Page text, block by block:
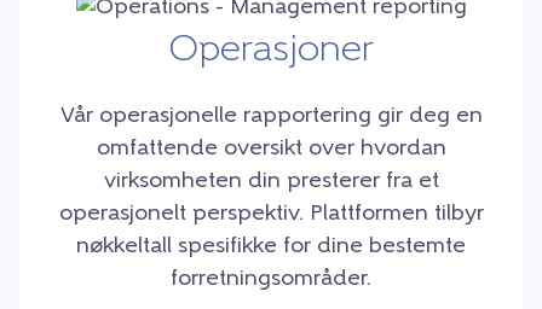
Operasjoner
Vår operasjonelle rapportering gir deg en
omfattende oversikt over hvordan
virksomheten din presterer fra et
operasjonelt perspektiv. Plattformen tilbyr
nøkkeltall spesifikke for dine bestemte
forretningsområder.